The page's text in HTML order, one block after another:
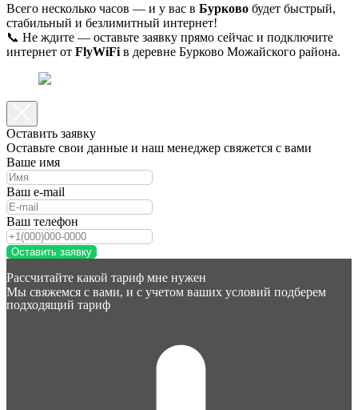
Всего несколько часов — и у вас в Бурково будет быстрый,
стабильный и безлимитный интернет!
📞 Не ждите — оставьте заявку прямо сейчас и подключите
интернет от FlyWiFi в деревне Бурково Можайского района.
Оставить заявку
Оставьте свои данные и наш менеджер свяжется с вами
Ваше имя
Ваш e-mail
Ваш телефон
Оставить заявку
Рассчитайте какой тариф мне нужен
Мы свяжемся с вами, и с учетом ваших условий подберем
подходящий тариф